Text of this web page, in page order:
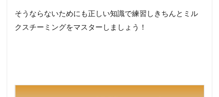
そうならないためにも正しい知識で練習しきちんとミル
クスチーミングをマスターしましょう！